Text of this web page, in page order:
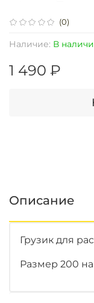
(0)
Наличие: В
1 490 ₽
Описание
Грузик для
Размер 200 на